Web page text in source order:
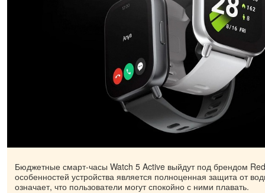
Бюджетные смарт-часы Watch 5 Active выйдут под брендом
особенностей устройства является полноценная защита от
означает, что пользователи могут спокойно с ними плавать.